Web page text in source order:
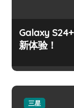
Galaxy
新体验！
三星